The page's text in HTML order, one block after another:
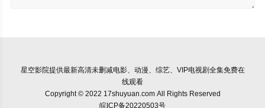
星空影院提供最新高清未删减电影、动漫、综艺、VIP电视剧全集免费在
线观看
Copyright © 2022 17shuyuan.com All Rights Reserved
皖ICP备20220503号